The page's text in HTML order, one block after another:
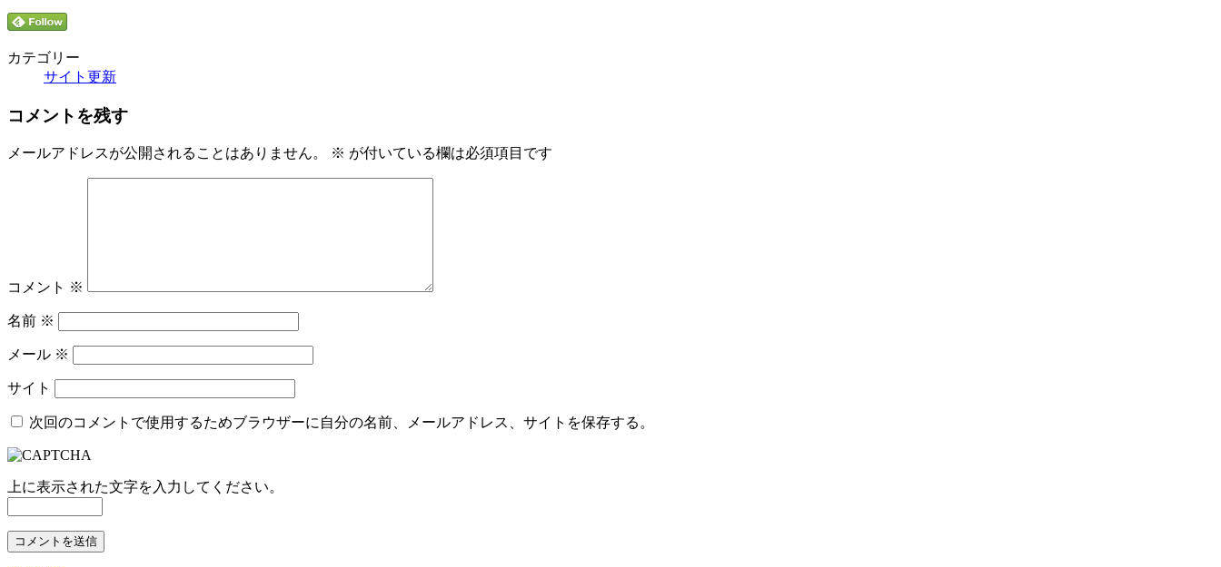
カテゴリー
サイト更新
コメントを残す
メールアドレスが公開されることはありません。 ※ が付いている欄は必須項目です
コメント ※
名前 ※
メール ※
サイト
次回のコメントで使用するためブラウザーに自分の名前、メールアドレス、サイトを保存する。
上に表示された文字を入力してください。